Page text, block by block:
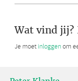
Wat vind jij?
Je moet inloggenom